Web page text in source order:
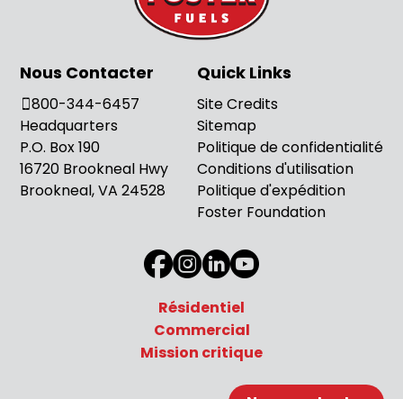
Nous Contacter
800-344-6457
Headquarters
P.O. Box 190
16720 Brookneal Hwy
Brookneal, VA 24528
Quick Links
Site Credits
Sitemap
Politique de confidentialité
Conditions d'utilisation
Politique d'expédition
Foster Foundation
Résidentiel
Commercial
Mission critique